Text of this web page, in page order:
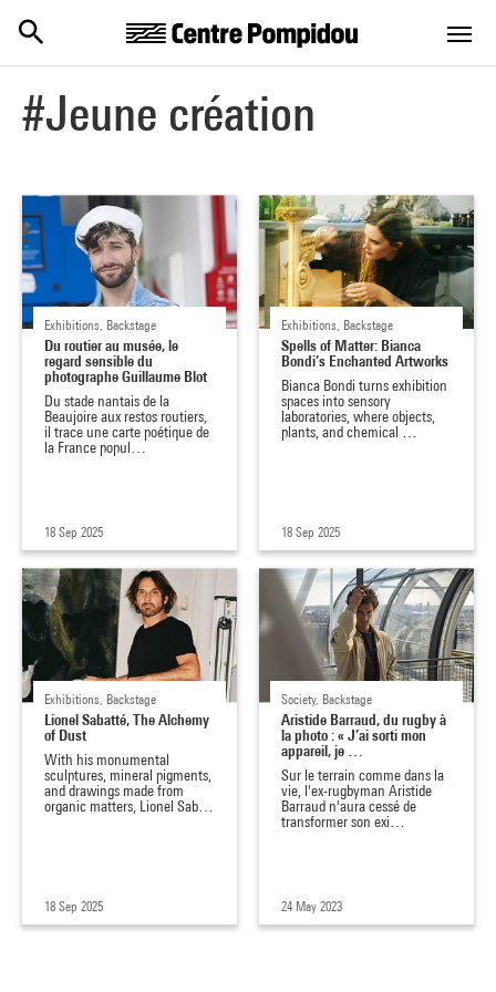
#Jeune création
Exhibitions, Backstage
Du routier au musée, le
regard sensible du
photographe Guillaume Blot
Du stade nantais de la
Beaujoire aux restos routiers,
il trace une carte poétique de
la France popul…
18 Sep 2025
Exhibitions, Backstage
Spells of Matter: Bianca
Bondi’s Enchanted Artworks
Bianca Bondi turns exhibition
spaces into sensory
laboratories, where objects,
plants, and chemical …
18 Sep 2025
Exhibitions, Backstage
Lionel Sabatté, The Alchemy
of Dust
With his monumental
sculptures, mineral pigments,
and drawings made from
organic matters, Lionel Sab…
18 Sep 2025
Society, Backstage
Aristide Barraud, du rugby à
la photo : « J’ai sorti mon
appareil, je …
Sur le terrain comme dans la
vie, l'ex-rugbyman Aristide
Barraud n'aura cessé de
transformer son exi…
24 May 2023